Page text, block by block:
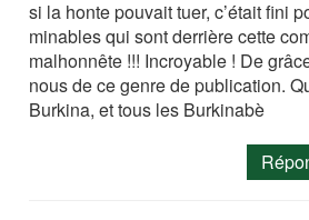
si la honte pouvait tuer, c’était fini
minables qui sont derrière cette
malhonnête !!! Incroyable ! De
nous de ce genre de publication.
Burkina, et tous les Burkinabè